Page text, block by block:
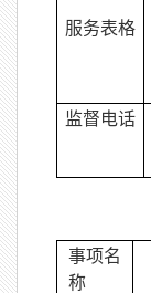
服务表格
监督电话
事项名
称